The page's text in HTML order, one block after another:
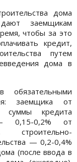
дома
заемщикам
чтобы за это
кредит,
путем
дома в
обязательными
заемщика от
кредита
— 0,15-0,2% от
строительно-
— 0,2-0,4%
(после ввода в